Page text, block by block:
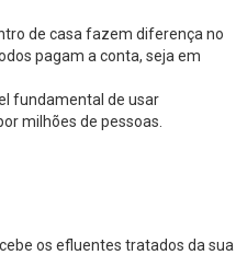
de casa fazem diferença no
pagam a conta, seja em
fundamental de usar
milhões de pessoas.
os efluentes tratados da sua